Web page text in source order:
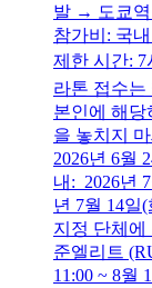
발 → 도쿄역
참가비: 국
제한 시간:
라톤 접수
본인에 해
을 놓치지
2026년 6월
내: 2026년
년 7월 14일
지정 단체
준엘리트
11:00 ~ 8월